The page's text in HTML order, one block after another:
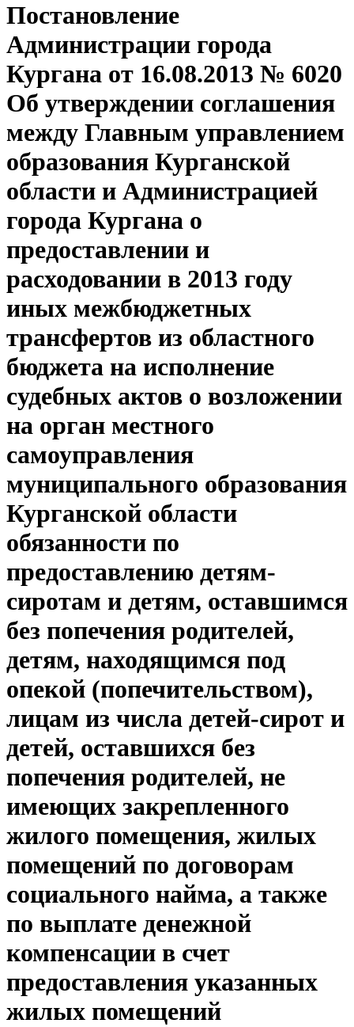
Постановление
Администрации города
Кургана от 16.08.2013 № 6020
Об утверждении соглашения
между Главным управлением
образования Курганской
области и Администрацией
города Кургана о
предоставлении и
расходовании в 2013 году
иных межбюджетных
трансфертов из областного
бюджета на исполнение
судебных актов о возложении
на орган местного
самоуправления
муниципального образования
Курганской области
обязанности по
предоставлению детям-
сиротам и детям, оставшимся
без попечения родителей,
детям, находящимся под
опекой (попечительством),
лицам из числа детей-сирот и
детей, оставшихся без
попечения родителей, не
имеющих закрепленного
жилого помещения, жилых
помещений по договорам
социального найма, а также
по выплате денежной
компенсации в счет
предоставления указанных
жилых помещений